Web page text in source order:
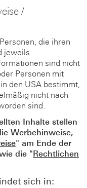
/
die ihren
jeweils
sind nicht
Personen mit
den USA bestimmt,
nicht nach
sind.
Inhalte stellen
Werbehinweise,
" am Ende der
die "Rechtlichen
sich in: